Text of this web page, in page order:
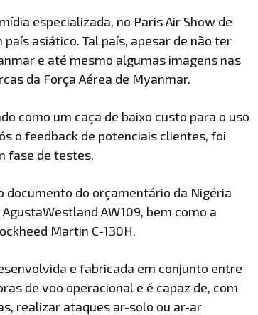
especializada, no Paris Air Show de
asiático. Tal país, apesar de não ter
e até mesmo algumas imagens nas
da Força Aérea de Myanmar.
como um caça de baixo custo para o uso
o feedback de potenciais clientes, foi
fase de testes.
documento do orçamentário da Nigéria
AW109, bem como a
Martin C-130H.
e fabricada em conjunto entre
de voo operacional e é capaz de, com
realizar ataques ar-solo ou ar-ar